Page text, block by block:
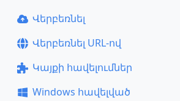
Վերբեռնել
Վերբեռնել URL-ով
Կայքի հավելումներ
Windows հավելված